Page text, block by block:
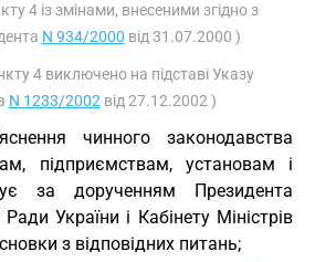
4 із змінами, внесеними згідно з
N 934/2000 від 31.07.2000 )
4 виключено на підставі Указу
N 1233/2002 від 27.12.2002 )
чинного законодавства
підприємствам, установам і
за дорученням Президента
України і Кабінету Міністрів
з відповідних питань;